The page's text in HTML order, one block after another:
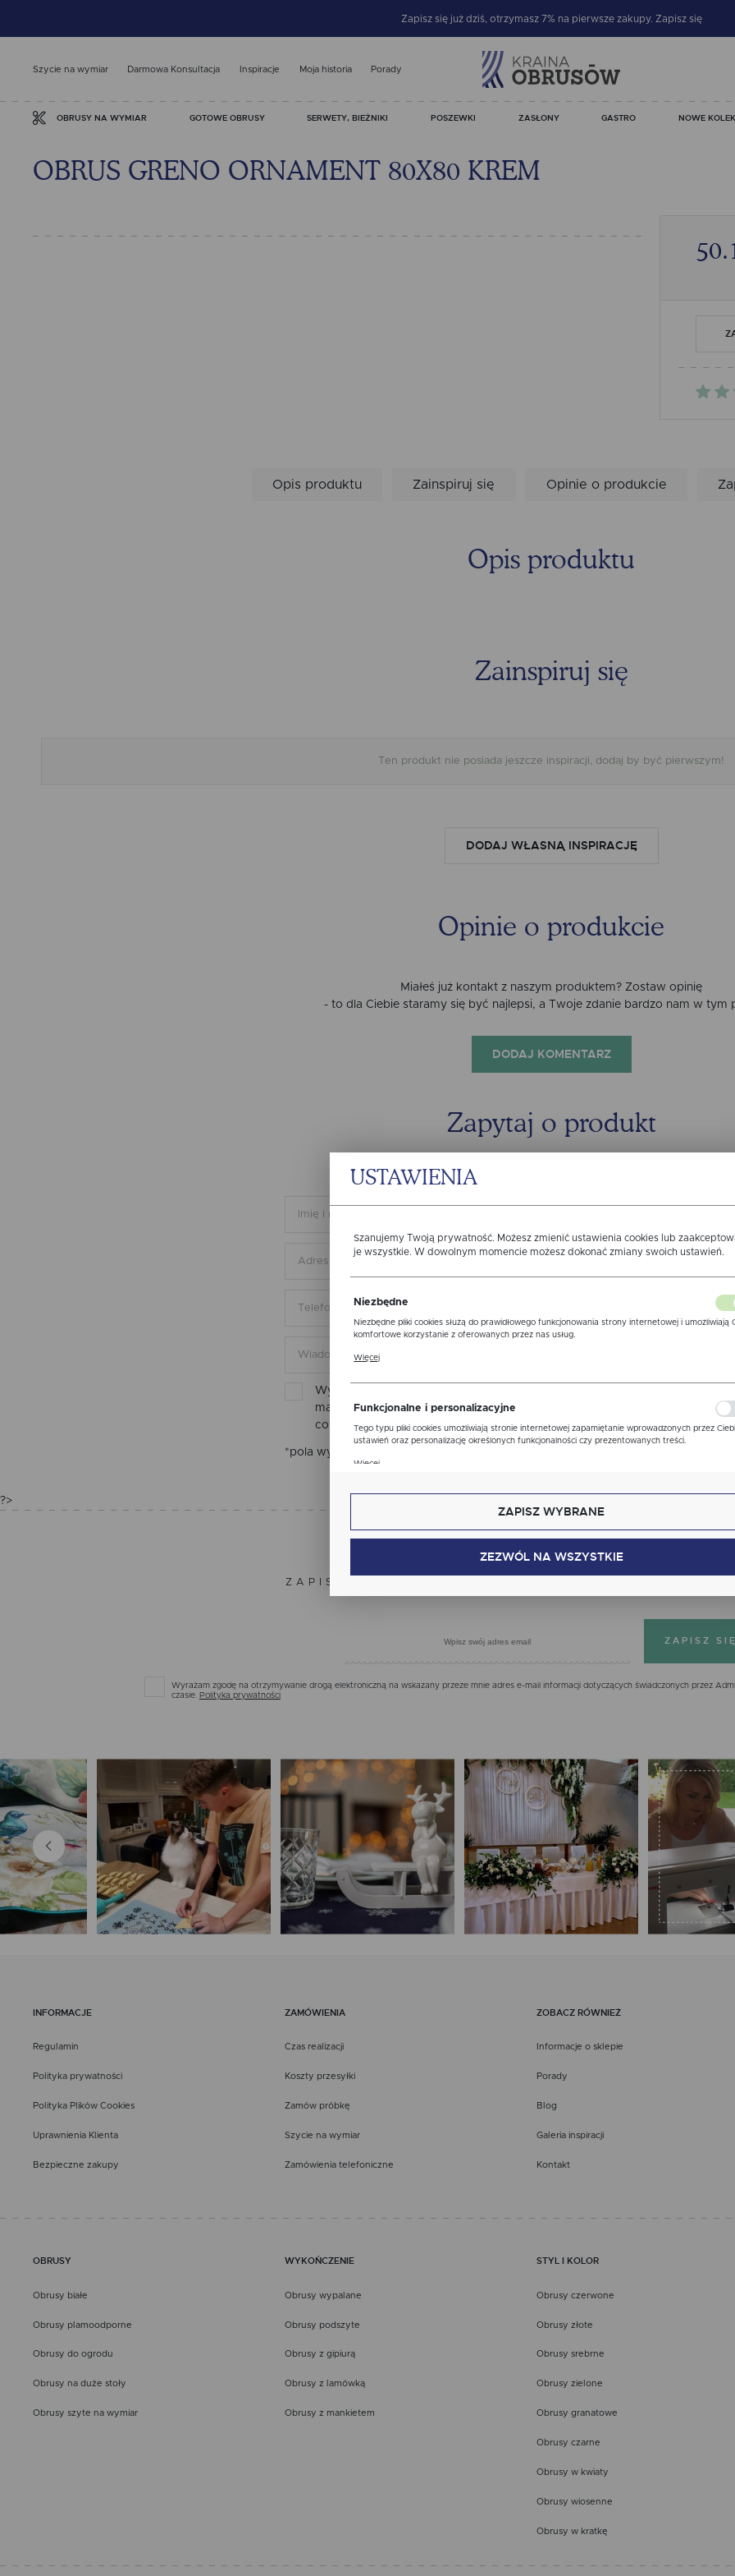
Zapisz się już dziś, otrzymasz 7% na pierwsze zakupy. Zapisz się
Szycie na wymiar Darmowa Konsultacja Inspiracje Moja historia Porady
OBRUSY NA WYMIAR GOTOWE OBRUSY SERWETY, BIEŻNIKI POSZEWKI ZASŁONY GASTRO NOWE
OBRUS GRENO ORNAMENT 80X80 KREM
Opis produktu Zainspiruj się Opinie o produkcie
Opis produktu
Zainspiruj się
Ten produkt nie posiada jeszcze inspiracji, dodaj by być pierwszym!
DODAJ WŁASNĄ INSPIRACJĘ
Opinie o produkcie
Miałeś już kontakt z naszym produktem? Zostaw opinię
- to dla Ciebie staramy się być najlepsi, a Twoje zdanie bardzo nam w tym
DODAJ KOMENTARZ
Zapytaj o produkt
Wyrażam zgodę na otrzymywanie drogą elektroniczną na wskazany przeze
mail informacji dotyczących świadczonych przez Administratora.Zgoda
cofnięta w każdym czasie.Polityka prywatności
*pola wymagane WYŚLIJ
?>
Zapisz się do newslettera
ZAPISZ SIĘ JUŻ DZIŚ, OTRZYMASZ 7% NA
Wyrażam zgodę na otrzymywanie drogą elektroniczną na wskazany przeze mnie adres e-mail informacji dotyczących świadczonych przez
czasie. Polityka prywatności
INFORMACJE
Regulamin
Polityka prywatności
Polityka Plików Cookies
Uprawnienia Klienta
Bezpieczne zakupy
ZAMÓWIENIA
Czas realizacji
Koszty przesyłki
Zamów próbkę
Szycie na wymiar
Zamówienia telefoniczne
ZOBACZ RÓWNIEŻ
Informacje o sklepie
Porady
Blog
Galeria inspiracji
Kontakt
OBRUSY
Obrusy białe
Obrusy plamoodporne
Obrusy do ogrodu
Obrusy na duże stoły
Obrusy szyte na wymiar
WYKOŃCZENIE
Obrusy wypalane
Obrusy podszyte
Obrusy z gipiurą
Obrusy z lamówką
Obrusy z mankietem
STYL I KOLOR
Obrusy czerwone
Obrusy złote
Obrusy srebrne
Obrusy zielone
Obrusy granatowe
Obrusy czarne
Obrusy w kwiaty
Obrusy wiosenne
Obrusy w kratkę
USTAWIENIA
Szanujemy Twoją prywatność. Możesz zmienić ustawienia cookies lub
je wszystkie. W dowolnym momencie możesz dokonać zmiany swoich ustawień.
Niezbędne
Niezbędne pliki cookies służą do prawidłowego funkcjonowania strony internetowej i umożliwiają
komfortowe korzystanie z oferowanych przez nas usług.
ustawień preferencji prywatności, logowania czy wypełniania formularzy. Dzięki plikom cookies
Więcej
Funkcjonalne i personalizacyjne
Tego typu pliki cookies umożliwiają stronie internetowej zapamiętanie wprowadzonych przez
ustawień oraz personalizację określonych funkcjonalności czy prezentowanych treści.
Więcej
Cookies analityczne pozwalają na uzyskanie informacji w zakresie wykorzystywania witryny
internetowej, miejsca oraz częstotliwości, z jaką odwiedzane są nasze serwisy www. Dane
nam na ocenę naszych serwisów internetowych pod względem ich popularności wśród
stronach naszych partnerów.
promocyjne mogą pojawić się na stronach podmiotów trzecich lub firm będących naszymi
ZAPISZ WYBRANE
ZEZWÓL NA WSZYSTKIE